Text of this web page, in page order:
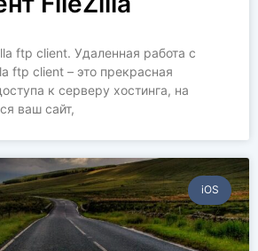
ftp client. Удаленная работа с
ftp client – это прекрасная
к серверу хостинга, на
ваш сайт,
iOS